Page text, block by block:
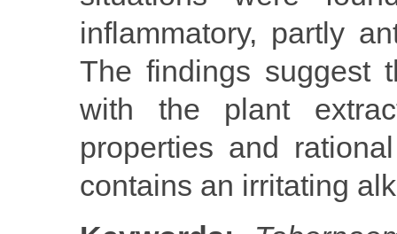
inflammatory, partly
The findings suggest
with the plant
properties and
contains an irritating